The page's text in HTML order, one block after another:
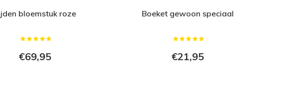
bloemstuk roze
€69,95
Boeket gewoon speciaal
€21,95